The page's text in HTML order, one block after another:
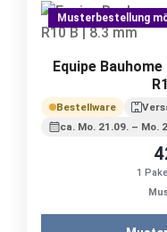
Musterbestellung
Equipe
Bestellware
ca. Mo. 21.09. – Mo.
1